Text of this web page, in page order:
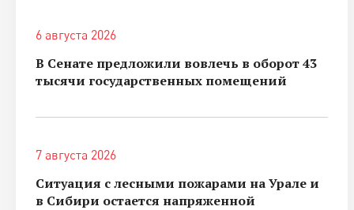
6 августа 2026
В Сенате предложили вовлечь в оборот 43
тысячи государственных помещений
7 августа 2026
Ситуация с лесными пожарами на Урале и
в Сибири остается напряженной